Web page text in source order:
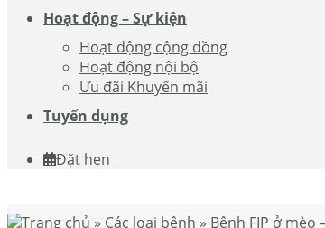
Hoạt động – Sự kiện
Hoạt động cộng đồng
Hoạt động nội bộ
Ưu đãi Khuyến mãi
Tuyển dụng
Đặt hẹn
Trang chủ » Các loại bệnh » Bệnh FIP ở mèo